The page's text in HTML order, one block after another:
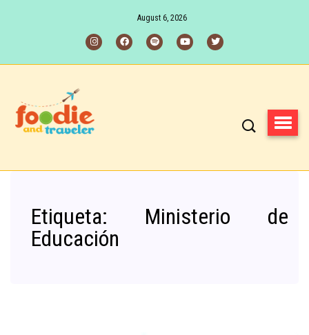
August 6, 2026
Etiqueta: Ministerio de
Educación